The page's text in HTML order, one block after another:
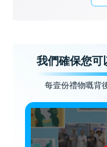
我們確保您可
每壹份禮物嘅背